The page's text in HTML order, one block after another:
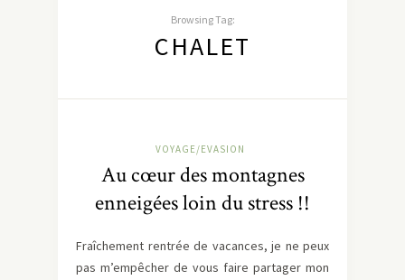
Browsing Tag:
CHALET
VOYAGE/EVASION
Au cœur des montagnes
enneigées loin du stress !!
Fraîchement rentrée de vacances, je ne peux
pas m’empêcher de vous faire partager mon